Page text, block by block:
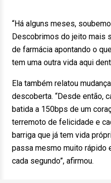
“Há alguns meses,
Descobrimos do jeito mais
de farmácia apontando o
tem uma outra vida aqui
Ela também relatou
descoberta. “Desde então,
batida a 150bps de um
terremoto de felicidade e
barriga que já tem vida
passa mesmo muito rápido
cada segundo”, afirmou.